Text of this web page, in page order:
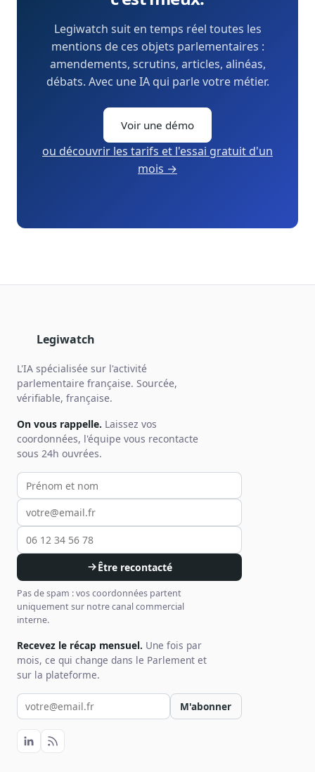
Legiwatch suit en temps réel toutes les
mentions de ces objets parlementaires :
amendements, scrutins, articles, alinéas,
débats. Avec une IA qui parle votre métier.
Voir une démo
ou découvrir les tarifs et l'essai gratuit d'un
mois →
Legiwatch
L'IA spécialisée sur l'activité
parlementaire française. Sourcée,
vérifiable, française.
On vous rappelle. Laissez vos
coordonnées, l'équipe vous recontacte
sous 24h ouvrées.
Votre prénom et nom
Votre email
Votre téléphone
Être recontacté
Pas de spam : vos coordonnées partent
uniquement sur notre canal commercial
interne.
Recevez le récap mensuel. Une fois par
mois, ce qui change dans le Parlement et
sur la plateforme.
Votre email pour la newsletter
M'abonner